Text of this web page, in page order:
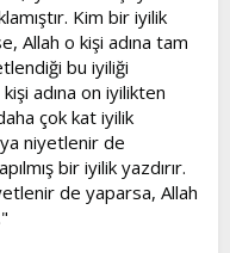
Kim bir iyilik
Allah o kişi adına tam
bu iyiliği
adına on iyilikten
çok kat iyilik
niyetlenir de
bir iyilik yazdırır.
de yaparsa, Allah